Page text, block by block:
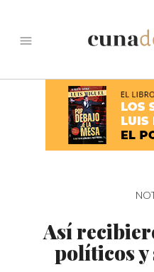
menu
Así
políticos